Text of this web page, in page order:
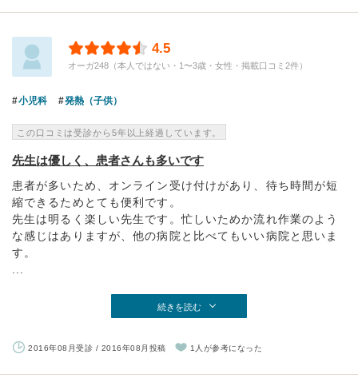
4.5
オーガ248（本人ではない・1〜3歳・女性・掲載口コミ2件）
小児科 発熱（子供）
この口コミは受診から5年以上経過しています。
先生は優しく、患者さんも多いです
患者が多いため、オンライン受け付けがあり、待ち時間が短
縮できるためとても便利です。
先生は明るく楽しい先生です。忙しいためか流れ作業のよう
な感じはありますが、他の病院と比べてもいい病院と思いま
す。
続きを読む
2016年08月受診 / 2016年08月投稿 1人が参考になった